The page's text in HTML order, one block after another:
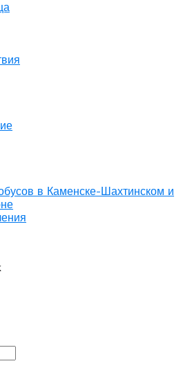
в Каменске-Шахтинском и